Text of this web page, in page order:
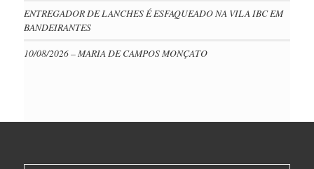
ENTREGADOR DE LANCHES É ESFAQUEADO NA VILA IBC EM
BANDEIRANTES
10/08/2026 – MARIA DE CAMPOS MONÇATO